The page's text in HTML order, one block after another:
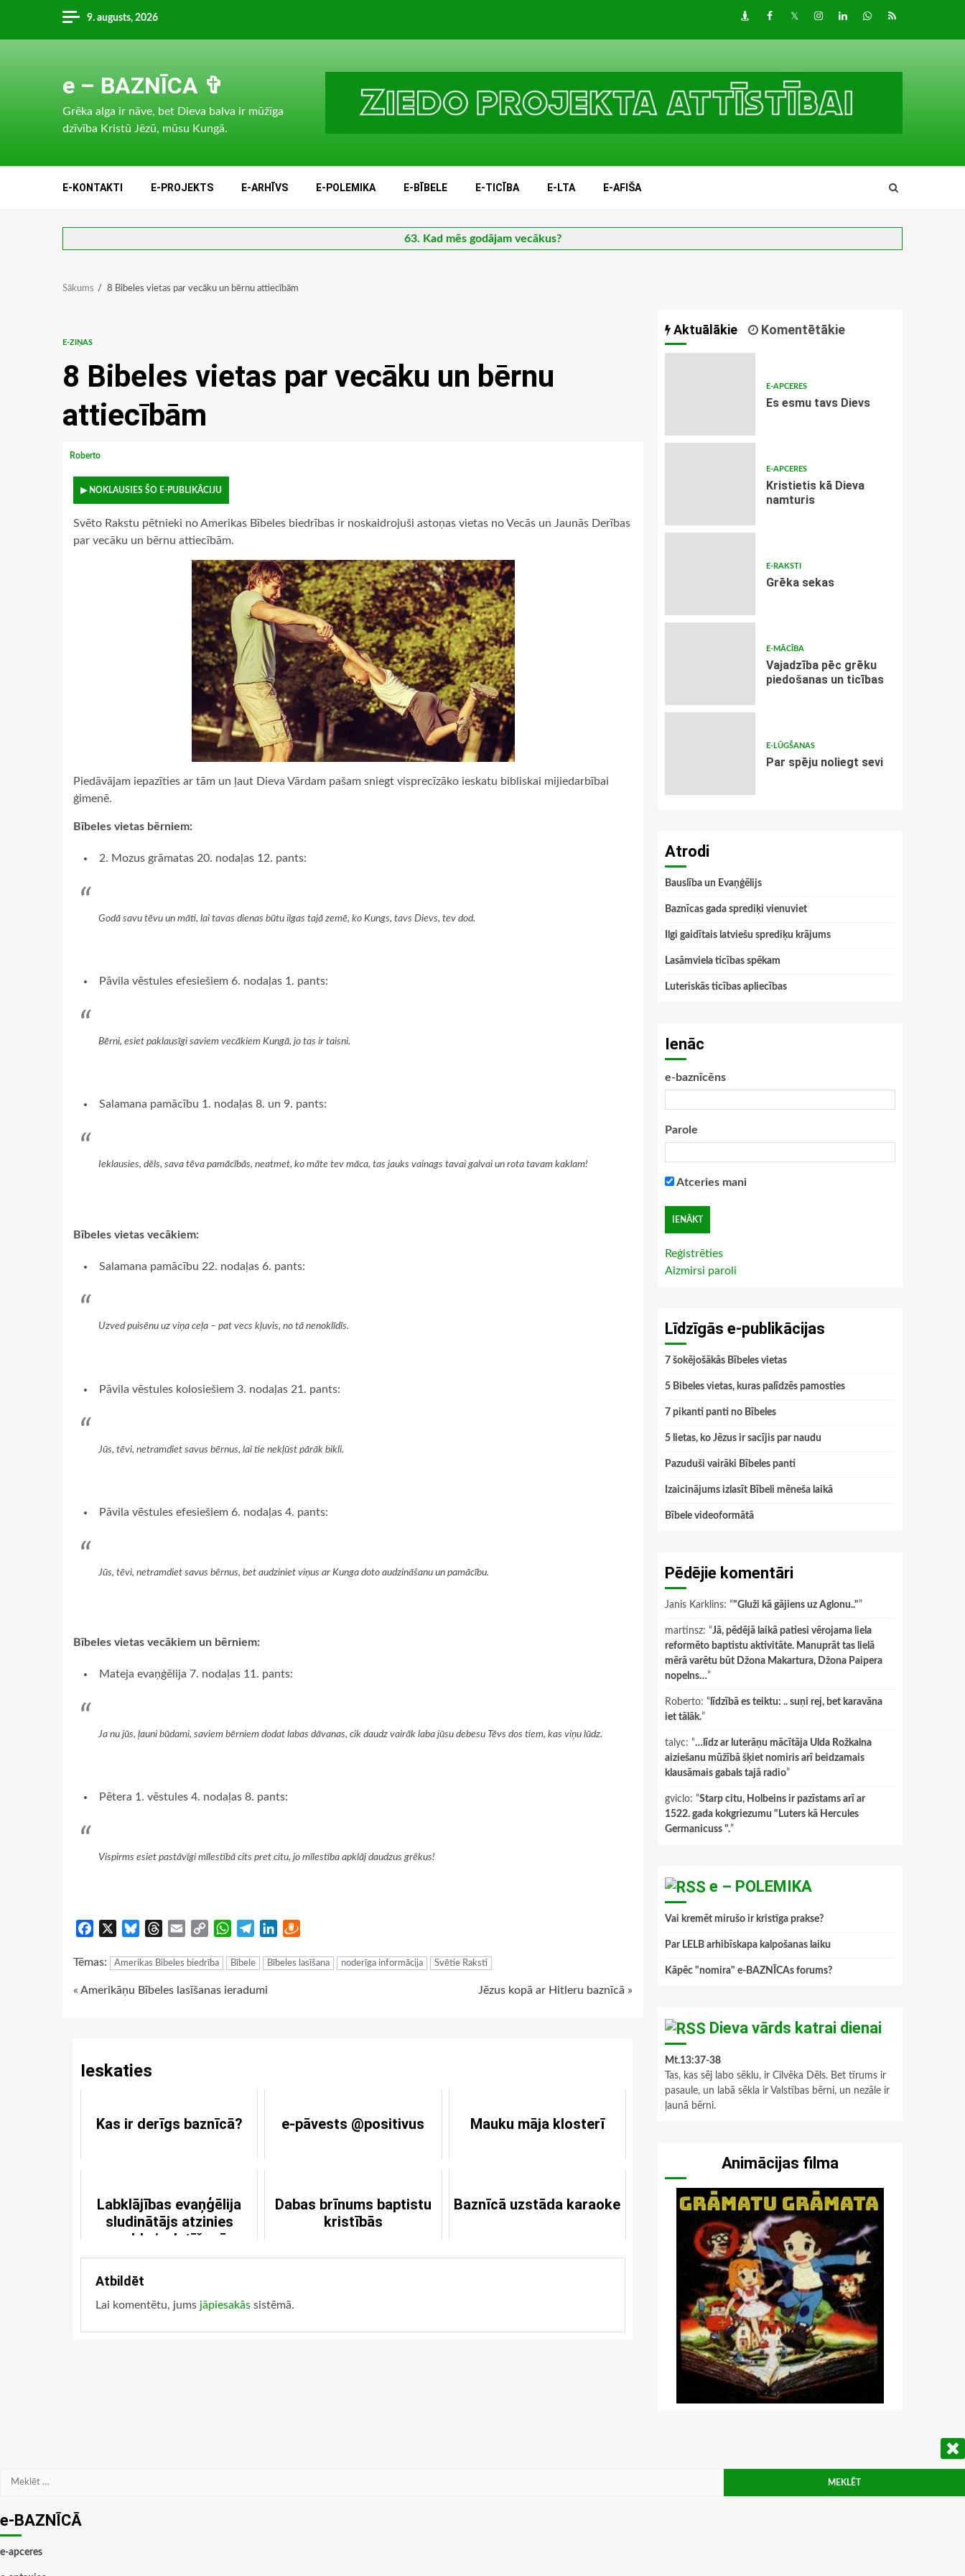
content
9. augusts, 2026 DraugiemFacebook
TwitterInstagram
LinkedInwhatsapp
RSS
e – BAZNĪCA ✞
Grēka alga ir nāve, bet Dieva balva ir mūžīga
dzīvība Kristū Jēzū, mūsu Kungā.
E-KONTAKTI E-PROJEKTS E-ARHĪVS E-POLEMIKA E-BĪBELE E-TICĪBA E-LTA E-AFIŠA
63. Kad mēs godājam vecākus?
Sākums 8 Bibeles vietas par vecāku un bērnu attiecībām
E-ZIŅAS
8 Bibeles vietas par vecāku un bērnu
attiecībām
Roberto
▶ NOKLAUSIES ŠO E-PUBLIKĀCIJU
Svēto Rakstu pētnieki no Amerikas Bībeles biedrības ir noskaidrojuši astoņas vietas no Vecās un Jaunās Derības
par vecāku un bērnu attiecībām.
Piedāvājam iepazīties ar tām un ļaut Dieva Vārdam pašam sniegt visprecīzāko ieskatu bibliskai mijiedarbībai
ģimenē.
Bībeles vietas bērniem:
2. Mozus grāmatas 20. nodaļas 12. pants:
Godā savu tēvu un māti, lai tavas dienas būtu ilgas tajā zemē, ko Kungs, tavs Dievs, tev dod.
Pāvila vēstules efesiešiem 6. nodaļas 1. pants:
Bērni, esiet paklausīgi saviem vecākiem Kungā, jo tas ir taisni.
Salamana pamācību 1. nodaļas 8. un 9. pants:
Ieklausies, dēls, sava tēva pamācībās, neatmet, ko māte tev māca, tas jauks vainags tavai galvai un rota tavam kaklam!
Bībeles vietas vecākiem:
Salamana pamācību 22. nodaļas 6. pants:
Uzved puisēnu uz viņa ceļa – pat vecs kļuvis, no tā nenoklīdīs.
Pāvila vēstules kolosiešiem 3. nodaļas 21. pants:
Jūs, tēvi, netramdiet savus bērnus, lai tie nekļūst pārāk bikli.
Pāvila vēstules efesiešiem 6. nodaļas 4. pants:
Jūs, tēvi, netramdiet savus bērnus, bet audziniet viņus ar Kunga doto audzināšanu un pamācību.
Bībeles vietas vecākiem un bērniem:
Mateja evaņģēlija 7. nodaļas 11. pants:
Ja nu jūs, ļauni būdami, saviem bērniem dodat labas dāvanas, cik daudz vairāk laba jūsu debesu Tēvs dos tiem, kas viņu lūdz.
Pētera 1. vēstules 4. nodaļas 8. pants:
Vispirms esiet pastāvīgi mīlestībā cits pret citu, jo mīlestība apklāj daudzus grēkus!
Facebook BlueskyThreads
Email
Copy
WhatsApp
TelegramLinkedIn
Tēmas: Amerikas Bibeles biedrība Bībele Bībeles lasīšana noderīga informācija Svētie Raksti
Continue
« Amerikāņu Bībeles lasīšanas ieradumi Jēzus kopā ar Hitleru baznīcā »
Ieskaties
Kas ir derīgs baznīcā? e-pāvests @positivus Mauku māja klosterī
Labklājības evaņģēlija
sludinātājs atzinies
maldu izplatīšanā
Dabas brīnums baptistu
kristībās
Baznīcā uzstāda karaoke
Atbildēt
Lai komentētu, jums jāpiesakās sistēmā.
Aktuālākie Komentētākie
E-APCERES
Es esmu tavs Dievs
E-APCERES
Kristietis kā Dieva
namturis
E-RAKSTI
Grēka sekas
E-MĀCĪBA
Vajadzība pēc grēku
piedošanas un ticības
E-LŪGŠANAS
Par spēju noliegt sevi
Atrodi
Bauslība un Evaņģēlijs
Baznīcas gada sprediķi vienuviet
Ilgi gaidītais latviešu sprediķu krājums
Lasāmviela ticības spēkam
Luteriskās ticības apliecības
Ienāc
e-baznīcēns
Parole
Atceries mani
Reģistrēties
Aizmirsi paroli
Līdzīgās e-publikācijas
7 šokējošākās Bībeles vietas
5 Bibeles vietas, kuras palīdzēs pamosties
7 pikanti panti no Bībeles
5 lietas, ko Jēzus ir sacījis par naudu
Pazuduši vairāki Bībeles panti
Izaicinājums izlasīt Bībeli mēneša laikā
Bībele videoformātā
Pēdējie komentāri
Janis Karklins: “"Gluži kā gājiens uz Aglonu.."”
martinsz: “Jā, pēdējā laikā patiesi vērojama liela
reformēto baptistu aktivitāte. Manuprāt tas lielā
mērā varētu būt Džona Makartura, Džona Paipera
nopelns…”
Roberto: “ līdzībā es teiktu: .. suņi rej, bet karavāna
iet tālāk.”
talyc: “…līdz ar luterāņu mācītāja Ulda Rožkalna
aiziešanu mūžībā šķiet nomiris arī beidzamais
klausāmais gabals tajā radio”
gviclo: “Starp citu, Holbeins ir pazīstams arī ar
1522. gada kokgriezumu "Luters kā Hercules
Germanicuss ".”
e – POLEMIKA
Vai kremēt mirušo ir kristīga prakse?
Par LELB arhibīskapa kalpošanas laiku
Kāpēc "nomira" e-BAZNĪCAs forums?
Dieva vārds katrai dienai
Mt.13:37-38
Tas, kas sēj labo sēklu, ir Cilvēka Dēls. Bet tīrums ir
pasaule, un labā sēkla ir Valstības bērni, un nezāle ir
ļaunā bērni.
Animācijas filma
Meklēt:
e-BAZNĪCĀ
e-apceres